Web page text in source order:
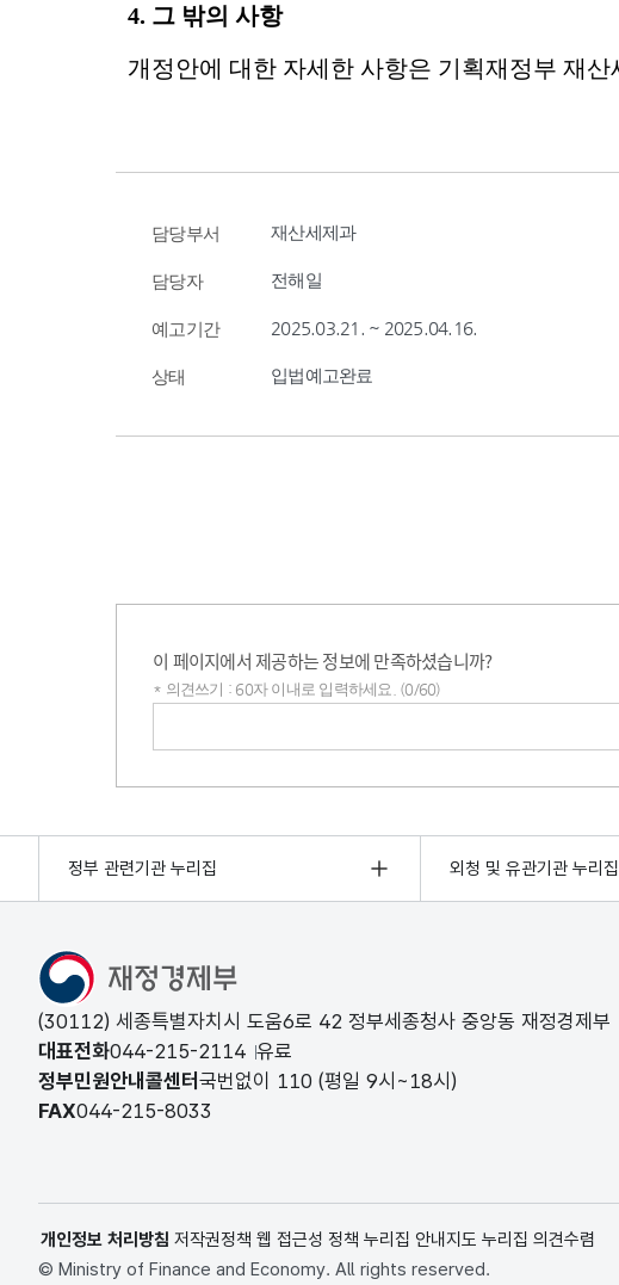
담당부서 재산세제과
담당자 전해일
예고기간 2025.03.21. ~ 2025.04.16.
상태 입법예고완료
이 페이지에서 제공하는 정보에 만족하셨습니까?
* 의견쓰기 : 60자 이내로 입력하세요. (0/60)
정부 관련기관 누리집 외청 및 유관기관 누리집
(30112) 세종특별자치시 도움6로 42 정부세종청사 중앙동 재정경제부
대표전화044-215-2114 유료
정부민원안내콜센터 국번없이 110 (평일 9시~18시)
FAX044-215-8033
개인정보 처리방침 저작권정책 웹 접근성 정책 누리집 안내지도 누리집 의견수렴
© Ministry of Finance and Economy. All rights reserved.